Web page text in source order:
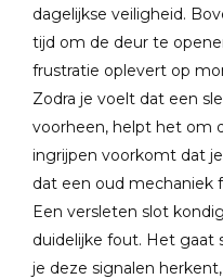
dagelijkse veiligheid.
tijd om de deur te
frustratie oplevert op
Zodra je voelt dat een
voorheen, helpt het om
ingrijpen voorkomt dat
dat een oud mechaniek
Een versleten slot
duidelijke fout. Het gaat
je deze signalen